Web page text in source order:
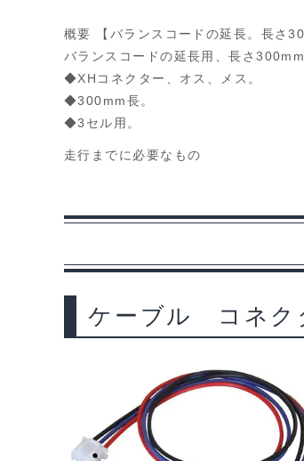
概要 【バランスコードの延長。長さ
バランスコードの延長用、長さ
◆XHコネクター、オス、メス。
◆300mm長。
◆3セル用。
走行までに必要なもの
ケーブル コネク